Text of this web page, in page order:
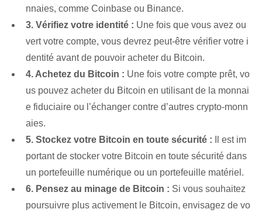
nnaies, comme Coinbase ou Binance.
3. Vérifiez votre identité : Une fois que vous avez ou
vert votre compte, vous devrez peut-être vérifier votre i
dentité avant de pouvoir acheter du Bitcoin.
4. Achetez du Bitcoin : Une fois votre compte prêt, vo
us pouvez acheter du Bitcoin en utilisant de la monnai
e fiduciaire ou l’échanger contre d’autres crypto-monn
aies.
5. Stockez votre Bitcoin en toute sécurité : Il est im
portant de stocker votre Bitcoin en toute sécurité dans
un portefeuille numérique ou un portefeuille matériel.
6. Pensez au minage de Bitcoin : Si vous souhaitez
poursuivre plus activement le Bitcoin, envisagez de vo